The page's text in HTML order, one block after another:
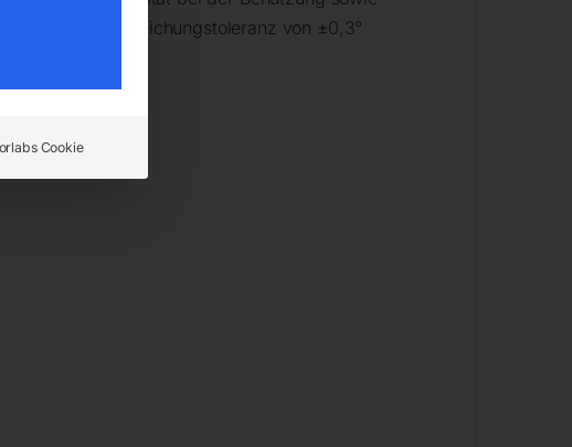
mit einer Abweichungstoleranz von ±0,3°
Cookie